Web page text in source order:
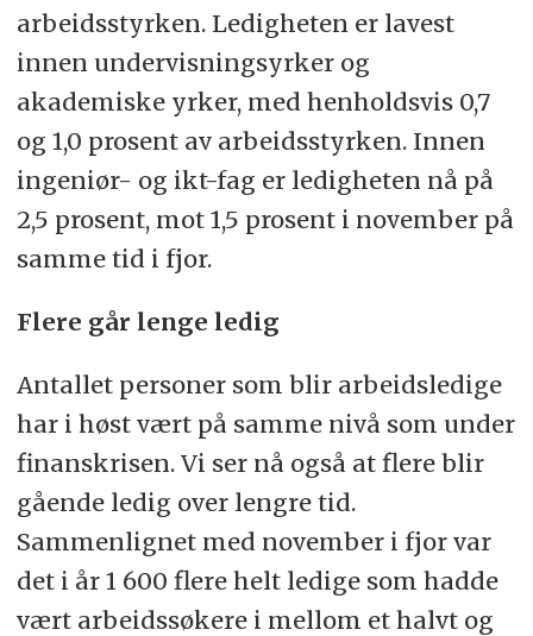
arbeidsstyrken. Ledigheten er lavest
innen undervisningsyrker og
akademiske yrker, med henholdsvis 0,7
og 1,0 prosent av arbeidsstyrken. Innen
ingeniør- og ikt-fag er ledigheten nå på
2,5 prosent, mot 1,5 prosent i november på
samme tid i fjor.
Flere går lenge ledig
Antallet personer som blir arbeidsledige
har i høst vært på samme nivå som under
finanskrisen. Vi ser nå også at flere blir
gående ledig over lengre tid.
Sammenlignet med november i fjor var
det i år 1 600 flere helt ledige som hadde
vært arbeidssøkere i mellom et halvt og